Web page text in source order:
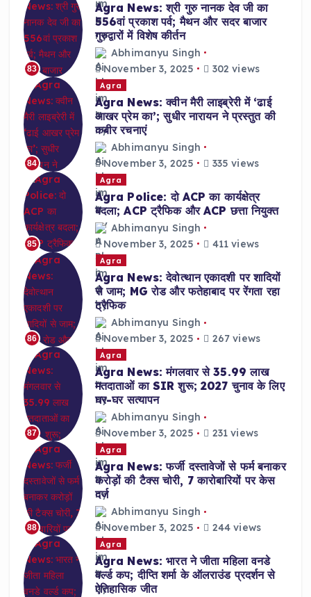
83
Agra News: श्री गुरु नानक देव जी का
556वां प्रकाश पर्व; मैथन और सदर बाजार
गुरुद्वारों में विशेष कीर्तन
Abhimanyu Singh
November 3, 2025
302 views
84
Agra
Agra News: क्वीन मैरी लाइब्रेरी में ‘ढाई
आखर प्रेम का’; सुधीर नारायन ने प्रस्तुत की
कबीर रचनाएं
Abhimanyu Singh
November 3, 2025
335 views
85
Agra
Agra Police: दो ACP का कार्यक्षेत्र
बदला; ACP ट्रैफिक और ACP छत्ता नियुक्त
Abhimanyu Singh
November 3, 2025
411 views
86
Agra
Agra News: देवोत्थान एकादशी पर शादियों
से जाम; MG रोड और फतेहाबाद पर रेंगता रहा
ट्रैफिक
Abhimanyu Singh
November 3, 2025
267 views
87
Agra
Agra News: मंगलवार से 35.99 लाख
मतदाताओं का SIR शुरू; 2027 चुनाव के लिए
घर-घर सत्यापन
Abhimanyu Singh
November 3, 2025
231 views
88
Agra
Agra News: फर्जी दस्तावेजों से फर्म बनाकर
करोड़ों की टैक्स चोरी, 7 कारोबारियों पर केस
दर्ज
Abhimanyu Singh
November 3, 2025
244 views
Agra
Agra News: भारत ने जीता महिला वनडे
वर्ल्ड कप; दीप्ति शर्मा के ऑलराउंड प्रदर्शन से
ऐतिहासिक जीत